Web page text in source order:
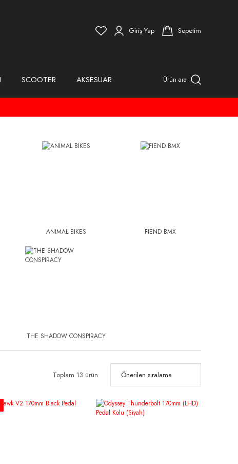
Giriş Yap Sepetim
SCOOTER AKSESUAR Ürün ara
ANIMAL BIKES FIEND BMX
THE SHADOW CONSPIRACY
Toplam 13 ürün